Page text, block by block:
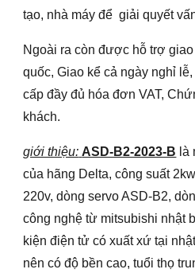
tạo, nhà máy để giải quyết
Ngoài ra còn được hỗ trợ
quốc, Giao kể cả ngày nghỉ
cấp đầy đủ hóa đơn VAT,
khách.
giới thiệu: ASD-B2-2023-B là
của hãng Delta, công suất
220v, dòng servo ASD-B2,
công nghệ từ mitsubishi nhật
kiện điện tử có xuất xứ tại
nên có độ bền cao, tuổi thọ